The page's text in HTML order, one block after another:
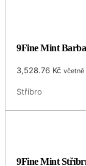
9Fine Mint
3,528.76 Kč včetně
Stříbro
9Fine Mint